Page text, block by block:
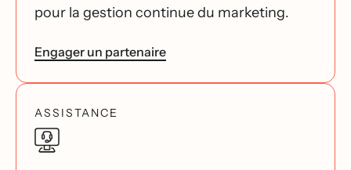
pour la gestion continue du marketing.
Engager un partenaire
ASSISTANCE